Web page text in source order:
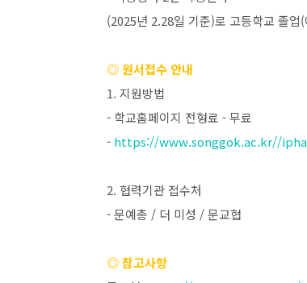
(2025년 2.28일 기준)로 고등학교 졸업(
◎ 원서접수 안내
1. 지원방법
- 학교홈페이지 전형료 -무료
- https://www.songgok.ac.kr//
2. 협력기관 접수처
-문예총 / 더 미성 /문교협
◎ 참고사항